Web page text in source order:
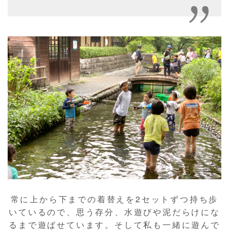
常に上から下までの着替えを2セットずつ持ち歩
いているので、思う存分、水遊びや泥だらけにな
るまで遊ばせています。そして私も一緒に遊んで